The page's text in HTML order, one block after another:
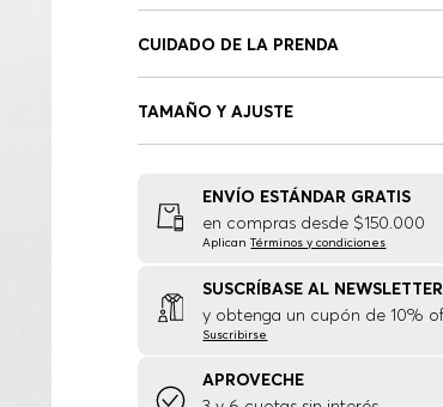
CUIDADO DE LA PRENDA
TAMAÑO Y AJUSTE
ENVÍO ESTÁNDAR GRATIS
en compras desde $150.000
AplicanTérminos y condiciones
SUSCRÍBASE AL NEWSLETTER
y obtenga un cupón de 10%
Suscribirse
APROVECHE